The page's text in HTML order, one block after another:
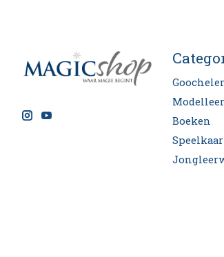
Boeken